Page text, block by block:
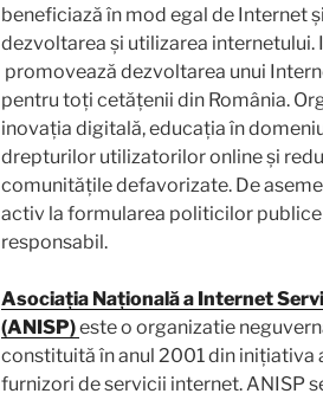
beneficiază în mod egal de Internet
dezvoltarea și utilizarea internetului.
promovează dezvoltarea unui
pentru toți cetățenii din România.
inovația digitală, educația în
drepturilor utilizatorilor online și
comunitățile defavorizate. De
activ la formularea politicilor
responsabil.
Asociația Națională a Internet
(ANISP)este o organizatie
constituită în anul 2001 din inițiativa
furnizori de servicii internet. ANISP